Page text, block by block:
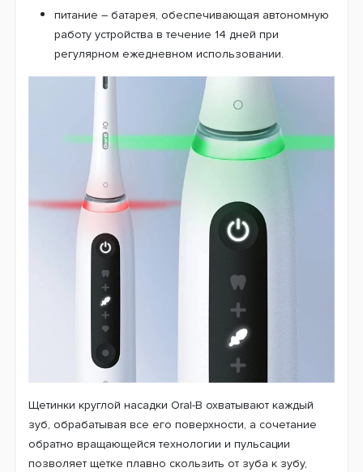
питание – батарея, обеспечивающая автономную
работу устройства в течение 14 дней при
регулярном ежедневном использовании.
Щетинки круглой насадки Oral-B охватывают каждый
зуб, обрабатывая все его поверхности, а сочетание
обратно вращающейся технологии и пульсации
позволяет щетке плавно скользить от зуба к зубу,